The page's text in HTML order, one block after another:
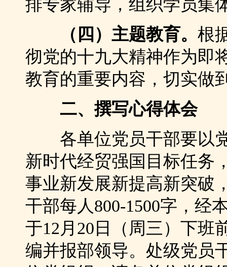
排专家辅导，组织学员集
（四）主题教育。 根
彻党的十九大精神作为即
教育的重要内容，切实做
二、撰写心得体会
各单位党员干部要以党
新时代经贸强国目标任务
事业新发展新提高新突破
干部每人800-1500字，经
于12月20日（周三）下班
编并报部领导。处级党员